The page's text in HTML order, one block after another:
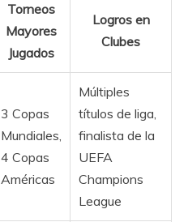
Torneos
Mayores
Jugados
Logros en
Clubes
3 Copas
Mundiales,
4 Copas
Américas
Múltiples
títulos de liga,
finalista de la
UEFA
Champions
League